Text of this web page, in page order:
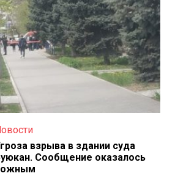
взрыва в здании суда
Сообщение оказалось